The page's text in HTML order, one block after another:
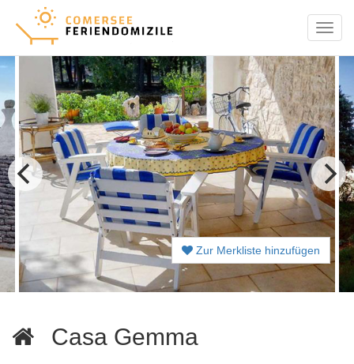
Menu
Zur Merkliste hinzufügen
Casa Gemma